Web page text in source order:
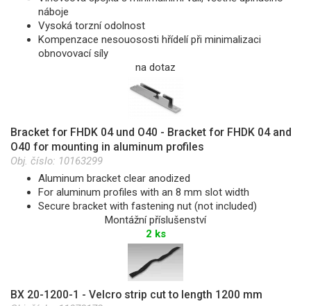
náboje
Vysoká torzní odolnost
Kompenzace nesouososti hřídelí při minimalizaci
obnovovací síly
na dotaz
Bracket for FHDK 04 und O40 - Bracket for FHDK 04 and
O40 for mounting in aluminum profiles
Obj. číslo: 10163299
Aluminum bracket clear anodized
For aluminum profiles with an 8 mm slot width
Secure bracket with fastening nut (not included)
Montážní příslušenství
2 ks
BX 20-1200-1 - Velcro strip cut to length 1200 mm